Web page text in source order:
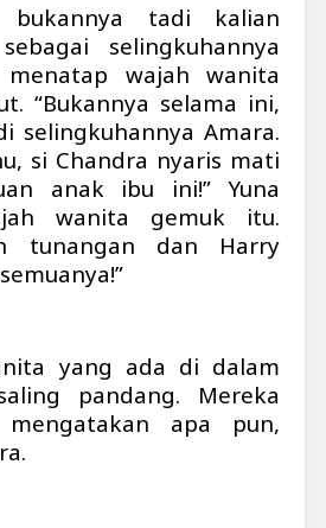
bukannya tadi kalian
selingkuhannya
menatap wajah wanita
“Bukannya selama ini,
selingkuhannya Amara.
si Chandra nyaris mati
anak ibu ini!” Yuna
wanita gemuk itu.
tunangan dan Harry
yang ada di dalam
pandang. Mereka
apa pun,